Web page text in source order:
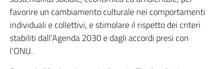
favorire un cambiamento culturale nei comportamenti
individuali e collettivi, e stimolare il rispetto dei criteri
stabiliti dall’Agenda 2030 e dagli accordi presi con
l’ONU.